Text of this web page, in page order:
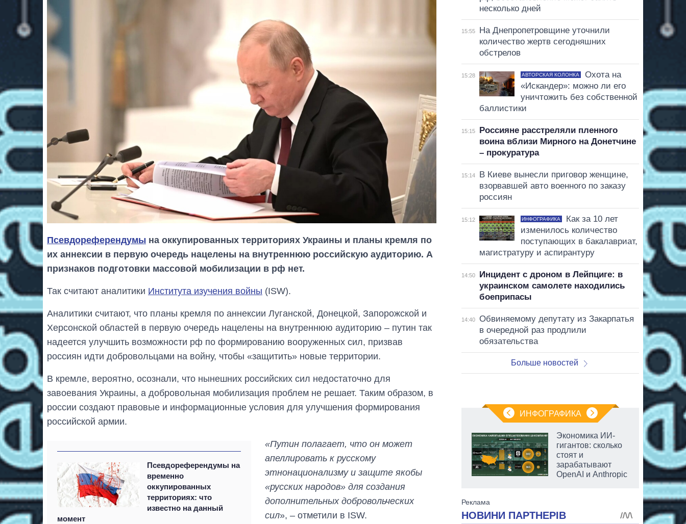
Псевдореферендумы на оккупированных территориях Украины и планы кремля по
их аннексии в первую очередь нацелены на внутреннюю российскую аудиторию. А
признаков подготовки массовой мобилизации в рф нет.
Так считают аналитики Института изучения войны (ISW).
Аналитики считают, что планы кремля по аннексии Луганской, Донецкой, Запорожской и
Херсонской областей в первую очередь нацелены на внутреннюю аудиторию – путин так
надеется улучшить возможности рф по формированию вооруженных сил, призвав
россиян идти добровольцами на войну, чтобы «защитить» новые территории.
В кремле, вероятно, осознали, что нынешних российских сил недостаточно для
завоевания Украины, а добровольная мобилизация проблем не решает. Таким образом, в
россии создают правовые и информационные условия для улучшения формирования
российской армии.
Псевдореферендумы на
временно
оккупированных
территориях: что
известно на данный
момент
«Путин полагает, что он может
апеллировать к русскому
этнонационализму и защите якобы
«русских народов» для создания
дополнительных добровольческих
сил», – отметили в ISW.
несколько дней
15:55
На Днепропетровщине уточнили
количество жертв сегодняшних
обстрелов
15:28 АВТОРСКАЯ КОЛОНКА
Охота на
«Искандер»: можно ли его
уничтожить без собственной
баллистики
15:15
Россияне расстреляли пленного
воина вблизи Мирного на Донетчине
– прокуратура
15:14
В Киеве вынесли приговор женщине,
взорвавшей авто военного по заказу
россиян
15:12 ИНФОГРАФИКА
Как за 10 лет
изменилось количество
поступающих в бакалавриат,
магистратуру и аспирантуру
14:50
Инцидент с дроном в Лейпциге: в
украинском самолете находились
боеприпасы
14:40
Обвиняемому депутату из Закарпатья
в очередной раз продлили
обязательства
Больше новостей
ИНФОГРАФИКА
картофеля
время большой
войны
Экономика ИИ-
гигантов: сколько
стоят и
зарабатывают
OpenAI и Anthropic